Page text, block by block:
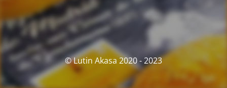
© Lutin Akasa 2020 - 2023